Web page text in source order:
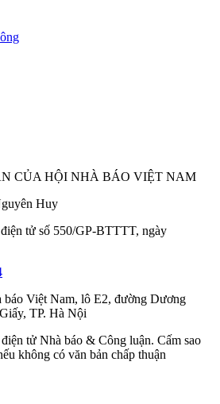
CỦA HỘI NHÀ BÁO VIỆT NAM
Huy
tử số 550/GP-BTTTT, ngày
báo Việt Nam, lô E2, đường Dương
TP. Hà Nội
tử Nhà báo & Công luận. Cấm sao
không có văn bản chấp thuận